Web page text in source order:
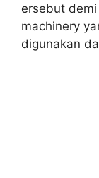
ersebut
machinery
digunakan